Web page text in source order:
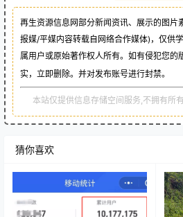
再生资源信息网部分新闻资讯、展示的图片
报媒/平媒内容转载自网络合作媒体)，仅供
属用户或原始著作权人所有。如有侵犯您的
实，立即删除。并对发布账号进行封禁。
本站仅提供信息存储空间服务,不拥有所
猜你喜欢